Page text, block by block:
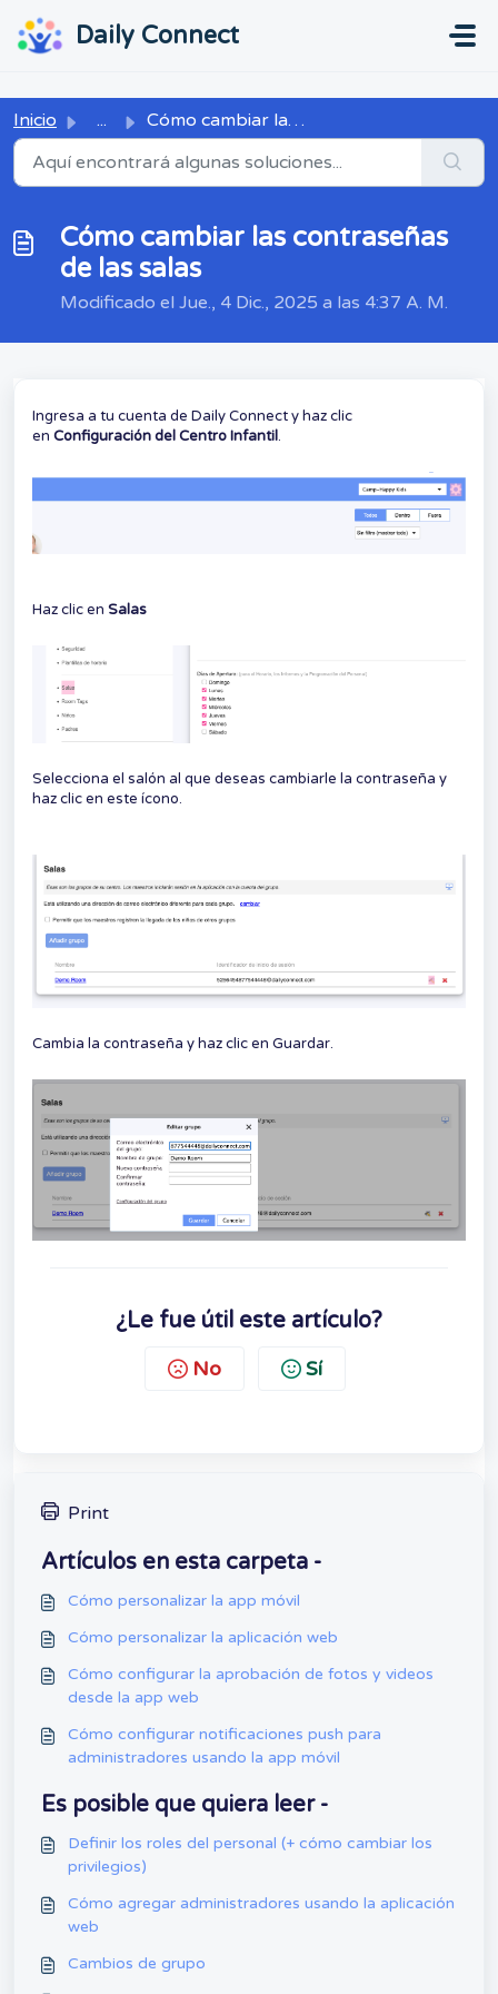
Daily Connect
Inicio ... Cómo cambiar las contraseñas de las salas
Cómo cambiar las contraseñas
de las salas
Modificado el Jue., 4 Dic., 2025 a las 4:37 A. M.
Ingresa a tu cuenta de Daily Connect y haz clic
en Configuración del Centro Infantil.
Haz clic en Salas
Selecciona el salón al que deseas cambiarle la contraseña y
haz clic en este ícono.
Cambia la contraseña y haz clic en Guardar.
¿Le fue útil este artículo?
No Sí
Print
Artículos en esta carpeta -
Cómo personalizar la app móvil
Cómo personalizar la aplicación web
Cómo configurar la aprobación de fotos y videos
desde la app web
Cómo configurar notificaciones push para
administradores usando la app móvil
Es posible que quiera leer -
Definir los roles del personal (+ cómo cambiar los
privilegios)
Cómo agregar administradores usando la aplicación
web
Cambios de grupo